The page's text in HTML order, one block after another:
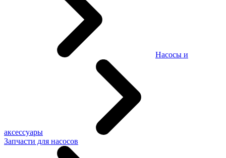
Насосы и
аксессуары
Запчасти для насосов